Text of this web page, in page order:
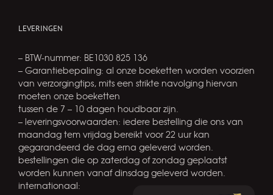
LEVERINGEN
– BTW-nummer: BE1030 825 136
– Garantiebepaling: al onze boeketten worden voorzien
van verzorgingtips, mits een strikte navolging hiervan
moeten onze boeketten
tussen de 7 – 10 dagen houdbaar zijn.
– leveringsvoorwaarden: iedere bestelling die ons van
maandag tem vrijdag bereikt voor 22 uur kan
gegarandeerd de dag erna geleverd worden.
bestellingen die op zaterdag of zondag geplaatst
worden kunnen vanaf dinsdag geleverd worden.
internationaal: